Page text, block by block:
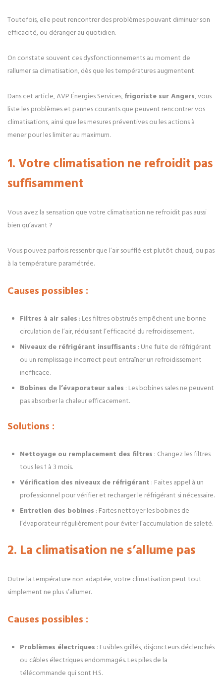
Toutefois, elle peut rencontrer des problèmes pouvant diminuer son
efficacité, ou déranger au quotidien.
On constate souvent ces dysfonctionnements au moment de
rallumer sa climatisation, dès que les températures augmentent.
Dans cet article, AVP Énergies Services, frigoriste sur Angers, vous
liste les problèmes et pannes courants que peuvent rencontrer vos
climatisations, ainsi que les mesures préventives ou les actions à
mener pour les limiter au maximum.
1. Votre climatisation ne refroidit pas
suffisamment
Vous avez la sensation que votre climatisation ne refroidit pas aussi
bien qu’avant ?
Vous pouvez parfois ressentir que l’air soufflé est plutôt chaud, ou pas
à la température paramétrée.
Causes possibles :
Filtres à air sales : Les filtres obstrués empêchent une bonne
circulation de l’air, réduisant l’efficacité du refroidissement.
Niveaux de réfrigérant insuffisants : Une fuite de réfrigérant
ou un remplissage incorrect peut entraîner un refroidissement
inefficace.
Bobines de l’évaporateur sales : Les bobines sales ne peuvent
pas absorber la chaleur efficacement.
Solutions :
Nettoyage ou remplacement des filtres : Changez les filtres
tous les 1 à 3 mois.
Vérification des niveaux de réfrigérant : Faites appel à un
professionnel pour vérifier et recharger le réfrigérant si nécessaire.
Entretien des bobines : Faites nettoyer les bobines de
l’évaporateur régulièrement pour éviter l’accumulation de saleté.
2. La climatisation ne s’allume pas
Outre la température non adaptée, votre climatisation peut tout
simplement ne plus s’allumer.
Causes possibles :
Problèmes électriques : Fusibles grillés, disjoncteurs déclenchés
ou câbles électriques endommagés. Les piles de la
télécommande qui sont H.S.